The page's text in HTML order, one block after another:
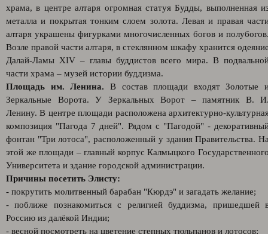
храма, в центре алтаря огромная статуя Будды, выполненная
металла и покрытая тонким слоем золота. Левая и правая
алтаря украшены фигурками многочисленных богов и
Возле правой части алтаря, в стеклянном шкафу хранится
Далай-Ламы XIV – главы буддистов всего мира. В
части храма – музей истории буддизма.
Площадь им. Ленина. В состав площади входят Золотые
Зеркальные Ворота. У Зеркальных Ворот – памятник В.
Ленину. В центре площади расположена архитектурно-
композиция "Пагода 7 дней". Рядом с "Пагодой" -
фонтан "Три лотоса", расположенный у здания Правительства.
этой же площади – главный корпус Калмыцкого
Университета и здание городской администрации.
Причины посетить Элисту:
- покрутить молитвенный барабан "Кюрдэ" и загадать желание;
- поближе познакомиться с религией буддизма, пришедшей
Россию из далёкой Индии;
- весной посмотреть на цветение степных тюльпанов и лотосов;